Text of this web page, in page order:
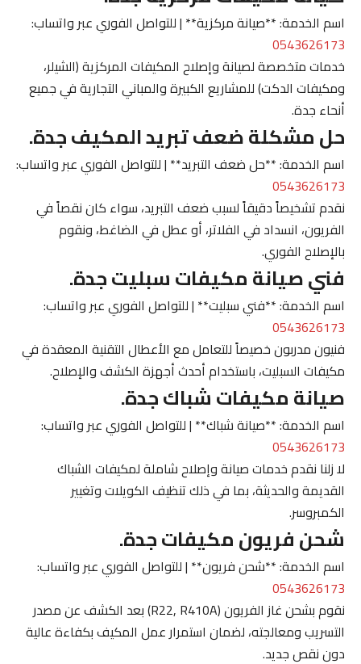
اسم الخدمة: **صيانة مركزية** | للتواصل الفوري عبر واتساب:
0543626173
خدمات متخصصة لصيانة وإصلاح المكيفات المركزية (الشيلر،
ومكيفات الدكت) للمشاريع الكبيرة والمباني التجارية في جميع
أنحاء جدة.
حل مشكلة ضعف تبريد المكيف جدة.
اسم الخدمة: **حل ضعف التبريد** | للتواصل الفوري عبر واتساب:
0543626173
نقدم تشخيصاً دقيقاً لسبب ضعف التبريد، سواء كان نقصاً في
الفريون، انسداد في الفلاتر، أو عطل في الضاغط، ونقوم
بالإصلاح الفوري.
فني صيانة مكيفات سبليت جدة.
اسم الخدمة: **فني سبليت** | للتواصل الفوري عبر واتساب:
0543626173
فنيون مدربون خصيصاً للتعامل مع الأعطال التقنية المعقدة في
مكيفات السبليت، باستخدام أحدث أجهزة الكشف والإصلاح.
صيانة مكيفات شباك جدة.
اسم الخدمة: **صيانة شباك** | للتواصل الفوري عبر واتساب:
0543626173
لا زلنا نقدم خدمات صيانة وإصلاح شاملة لمكيفات الشباك
القديمة والحديثة، بما في ذلك تنظيف الكويلات وتغيير
الكمبروسر.
شحن فريون مكيفات جدة.
اسم الخدمة: **شحن فريون** | للتواصل الفوري عبر واتساب:
0543626173
نقوم بشحن غاز الفريون (R22, R410A) بعد الكشف عن مصدر
التسريب ومعالجته، لضمان استمرار عمل المكيف بكفاءة عالية
دون نقص جديد.